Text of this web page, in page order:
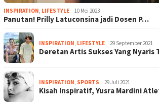
INSPIRATION LIFESTYLE 10 Mei 2023
Panutan! Prilly Latuconsina jadi Dosen P…
INSPIRATION LIFESTYLE 29 September 2021
Deretan Artis Sukses Yang Nyaris
INSPIRATION SPORTS 29 Juli 2021
Kisah Inspiratif, Yusra Mardini